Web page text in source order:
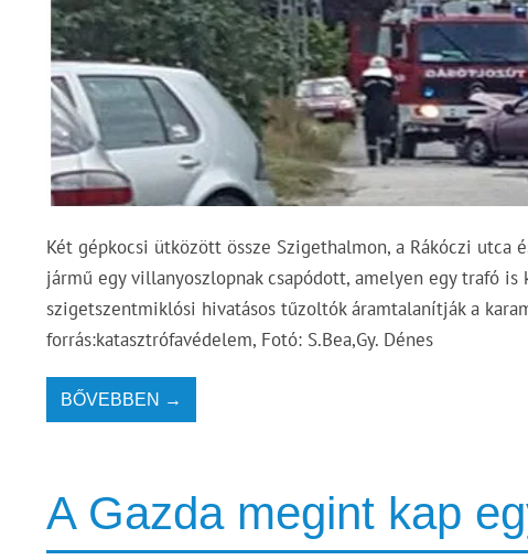
Két gépkocsi ütközött össze Szigethalmon, a Rákóczi utca
jármű egy villanyoszlopnak csapódott, amelyen egy trafó
szigetszentmiklósi hivatásos tűzoltók áramtalanítják a
forrás:katasztrófavédelem, Fotó: S.Bea,Gy. Dénes
BŐVEBBEN →
A Gazda megint kap